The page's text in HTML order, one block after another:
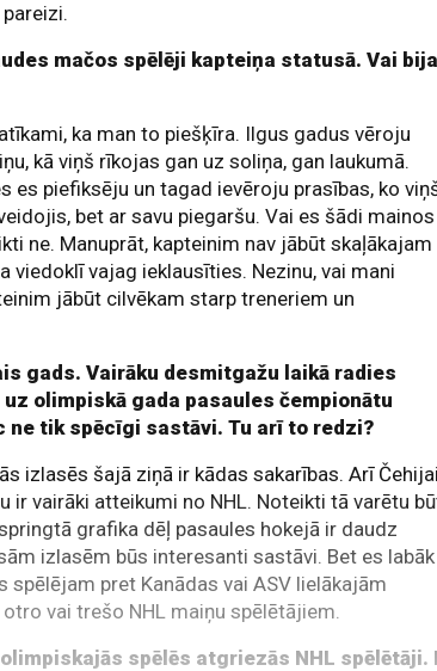
mačos spēlēji kapteiņa statusā. Vai bija
ka man to piešķīra. Ilgus gadus vēroju
kā viņš rīkojas gan uz soliņa, gan laukumā.
es piefiksēju un tagad ievēroju prasības, ko
bet ar savu piegaršu. Vai es šādi mainos
ne. Manuprāt, kapteinim nav jābūt skaļākajam
viedoklī vajag ieklausīties. Nezinu, vai mani
jābūt cilvēkam starp treneriem un
gads. Vairāku desmitgažu laikā radies
olimpiskā gada pasaules čempionātu
ne tik spēcīgi sastāvi. Tu arī to redzi?
izlasēs šajā ziņā ir kādas sakarības. Arī
ir vairāki atteikumi no NHL. Noteikti tā varētu
grafika dēļ pasaules hokejā ir daudz
izlasēm būs interesanti sastāvi. Bet es labāk
spēlējam pret Kanādas vai ASV lielākajām
vai trešo NHL maiņu spēlētājiem.
spēlēs atgriezās NHL spēlētāji.